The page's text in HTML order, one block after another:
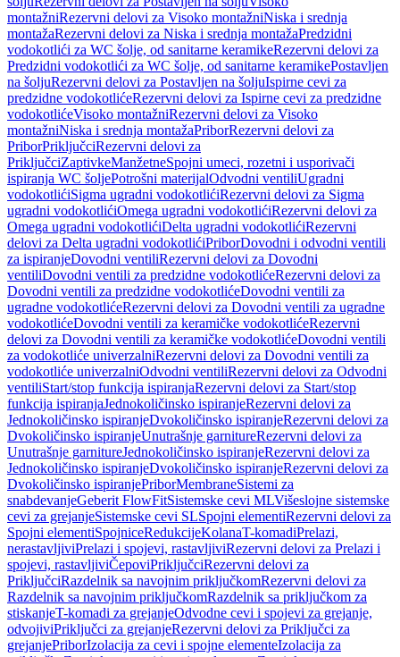
montažniRezervni delovi za Visoko montažniNiska i srednja
montažaRezervni delovi za Niska i srednja montažaPredzidni
vodokotlići za WC šolje, od sanitarne keramikeRezervni delovi za
Predzidni vodokotlići za WC šolje, od sanitarne keramikePostavljen
na šoljuRezervni delovi za Postavljen na šoljuIspirne cevi za
predzidne vodokotlićeRezervni delovi za Ispirne cevi za predzidne
vodokotlićeVisoko montažniRezervni delovi za Visoko
montažniNiska i srednja montažaPriborRezervni delovi za
PriborPriključciRezervni delovi za
PriključciZaptivkeManžetneSpojni umeci, rozetni i usporivači
ispiranja WC šoljePotrošni materijalOdvodni ventiliUgradni
vodokotlićiSigma ugradni vodokotlićiRezervni delovi za Sigma
ugradni vodokotlićiOmega ugradni vodokotlićiRezervni delovi za
Omega ugradni vodokotlićiDelta ugradni vodokotlićiRezervni
delovi za Delta ugradni vodokotlićiPriborDovodni i odvodni ventili
za ispiranjeDovodni ventiliRezervni delovi za Dovodni
ventiliDovodni ventili za predzidne vodokotlićeRezervni delovi za
Dovodni ventili za predzidne vodokotlićeDovodni ventili za
ugradne vodokotlićeRezervni delovi za Dovodni ventili za ugradne
vodokotlićeDovodni ventili za keramičke vodokotlićeRezervni
delovi za Dovodni ventili za keramičke vodokotlićeDovodni ventili
za vodokotliće univerzalniRezervni delovi za Dovodni ventili za
vodokotliće univerzalniOdvodni ventiliRezervni delovi za Odvodni
ventiliStart/stop funkcija ispiranjaRezervni delovi za Start/stop
funkcija ispiranjaJednokoličinsko ispiranjeRezervni delovi za
Jednokoličinsko ispiranjeDvokoličinsko ispiranjeRezervni delovi za
Dvokoličinsko ispiranjeUnutrašnje garnitureRezervni delovi za
Unutrašnje garnitureJednokoličinsko ispiranjeRezervni delovi za
Jednokoličinsko ispiranjeDvokoličinsko ispiranjeRezervni delovi za
Dvokoličinsko ispiranjePriborMembraneSistemi za
snabdevanjeGeberit FlowFitSistemske cevi MLVišeslojne sistemske
cevi za grejanjeSistemske cevi SLSpojni elementiRezervni delovi za
Spojni elementiSpojniceRedukcijeKolanaT-komadiPrelazi,
nerastavljiviPrelazi i spojevi, rastavljiviRezervni delovi za Prelazi i
spojevi, rastavljiviČepoviPriključciRezervni delovi za
PriključciRazdelnik sa navojnim priključkomRezervni delovi za
Razdelnik sa navojnim priključkomRazdelnik sa priključkom za
stiskanjeT-komadi za grejanjeOdvodne cevi i spojevi za grejanje,
odvojiviPriključci za grejanjeRezervni delovi za Priključci za
grejanjePriborIzolacija za cevi i spojne elementeIzolacija za